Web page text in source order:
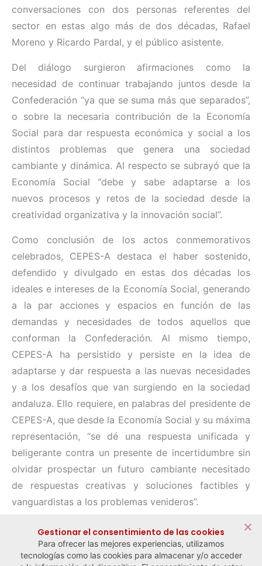
conversaciones con dos personas referentes del
sector en estas algo más de dos décadas, Rafael
Moreno y Ricardo Pardal, y el público asistente.
Del diálogo surgieron afirmaciones como la
necesidad de continuar trabajando juntos desde la
Confederación “ya que se suma más que separados”,
o sobre la necesaria contribución de la Economía
Social para dar respuesta económica y social a los
distintos problemas que genera una sociedad
cambiante y dinámica. Al respecto se subrayó que la
Economía Social “debe y sabe adaptarse a los
nuevos procesos y retos de la sociedad desde la
creatividad organizativa y la innovación social”.
Como conclusión de los actos conmemorativos
celebrados, CEPES-A destaca el haber sostenido,
defendido y divulgado en estas dos décadas los
ideales e intereses de la Economía Social, generando
a la par acciones y espacios en función de las
demandas y necesidades de todos aquellos que
conforman la Confederación. Al mismo tiempo,
CEPES-A ha persistido y persiste en la idea de
adaptarse y dar respuesta a las nuevas necesidades
y a los desafíos que van surgiendo en la sociedad
andaluza. Ello requiere, en palabras del presidente de
CEPES-A, que desde la Economía Social y su máxima
representación, “se dé una respuesta unificada y
beligerante contra un presente de incertidumbre sin
olvidar prospectar un futuro cambiante necesitado
de respuestas creativas y soluciones factibles y
vanguardistas a los problemas venideros”.
Gestionar el consentimiento de las cookies
Para ofrecer las mejores experiencias, utilizamos
tecnologías como las cookies para almacenar y/o acceder